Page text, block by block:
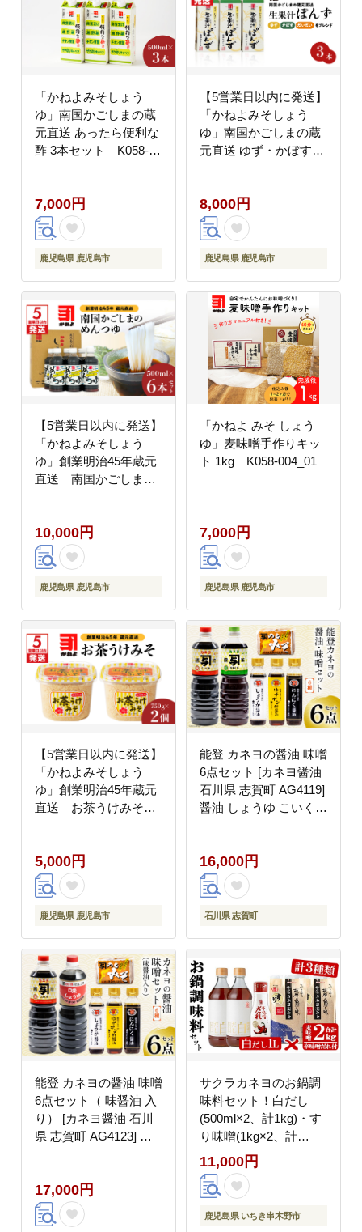
「かねよみそしょう
ゆ」南国かごしまの蔵
元直送 あったら便利な
酢 3本セット K058-
7,000円
鹿児島県 鹿児島市
【5営業日以内に発送】
「かねよみそしょう
ゆ」南国かごしまの蔵
元直送 ゆず・かぼす・
ト K058-010_01
8,000円
鹿児島県 鹿児島市
【5営業日以内に発送】
「かねよみそしょう
ゆ」創業明治45年蔵元
直送 南国かごしまの
10,000円
鹿児島県 鹿児島市
「かねよ みそ しょう
ゆ」麦味噌手作りキッ
ト 1kg K058-004_01
7,000円
鹿児島県 鹿児島市
【5営業日以内に発送】
「かねよみそしょう
ゆ」創業明治45年蔵元
直送 お茶うけみそ
5,000円
鹿児島県 鹿児島市
能登 カネヨの醤油 味噌
6点セット [カネヨ醤油
石川県 志賀町 AG4119]
醤油 しょうゆ こいくち
が醤油
16,000円
石川県 志賀町
能登 カネヨの醤油 味噌
6点セット（ 味醤油 入
り） [カネヨ醤油 石川
県 志賀町 AG4123] 醤
く醤油 しょうが醤油
17,000円
サクラカネヨのお鍋調
味料セット！白だし
(500ml×2、計1kg)・す
り味噌(1kg×2、計
2kg)・辛味噌だれ
(200g)の3種詰め合わせ
セット！【00-002-16】
11,000円
鹿児島県 いちき串木野市